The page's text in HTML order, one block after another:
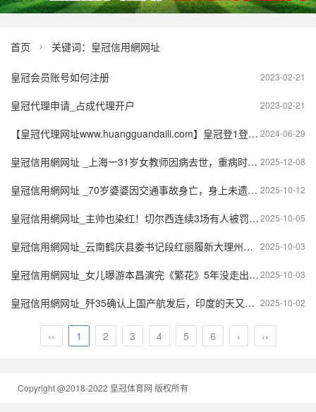
首页  关键词：皇冠信用網网址
2023-02-21
皇冠会员账号如何注册
2023-02-21
皇冠代理申请_占成代理开户
2024-06-29
【皇冠代理网址www.huangguandaili.com】皇冠登1登2登3 代理「皇冠正网www.hg0088.com」代理注册
2025-12-08
皇冠信用網网址 _上海一31岁女教师因病去世，重病时仍在安慰他人，学生：她会给我们分吃的，亲自把贺卡送到家里
2025-10-12
皇冠信用網网址 _70岁婆婆因交通事故身亡，身上未遗留身份证件 广安警方寻找家属和知情者
2025-10-05
皇冠信用網网址_主帅也染红！切尔西连续3场有人被罚下、本赛季第四场
2025-10-03
皇冠信用網网址_云南鹤庆县委书记段红丽履新大理州政府党组成员
2025-10-03
皇冠信用網网址_女儿曝游本昌演完《繁花》5年没走出来：他一直活在爷叔悲壮的氛围中
2025-10-02
皇冠信用網网址_歼35确认上国产航发后，印度的天又塌了：巴铁还不满足想要更好的
‹‹ 1 2 3 4 5 6 › ››
Copyright @2018-2022 皇冠体育网 版权所有